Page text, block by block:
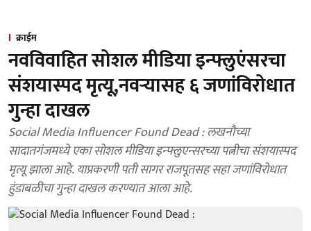
क्राईम
नवविवाहित सोशल मीडिया इन्फ्लुएंसरचा
संशयास्पद मृत्यू,नवऱ्यासह ६ जणांविरोधात
गुन्हा दाखल
Social Media Influencer Found Dead : लखनौच्या
सादातगंजमध्ये एका सोशल मीडिया इन्फ्लुएन्सरच्या पत्नीचा संशयास्पद
मृत्यू झाला आहे. याप्रकरणी पती सागर राजपूतसह सहा जणांविरोधात
हुंडाबळीचा गुन्हा दाखल करण्यात आला आहे.